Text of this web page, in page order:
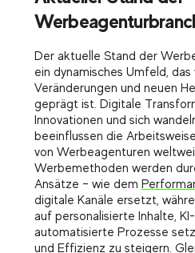
Der aktuelle Stand der
ein dynamisches Umfeld,
Veränderungen und neuen
geprägt ist. Digitale
Innovationen und sich
beeinflussen die
von Werbeagenturen
Werbemethoden werden
Ansätze – wie dem
digitale Kanäle ersetzt,
auf personalisierte Inhalte,
automatisierte Prozesse
und Effizienz zu steigern.